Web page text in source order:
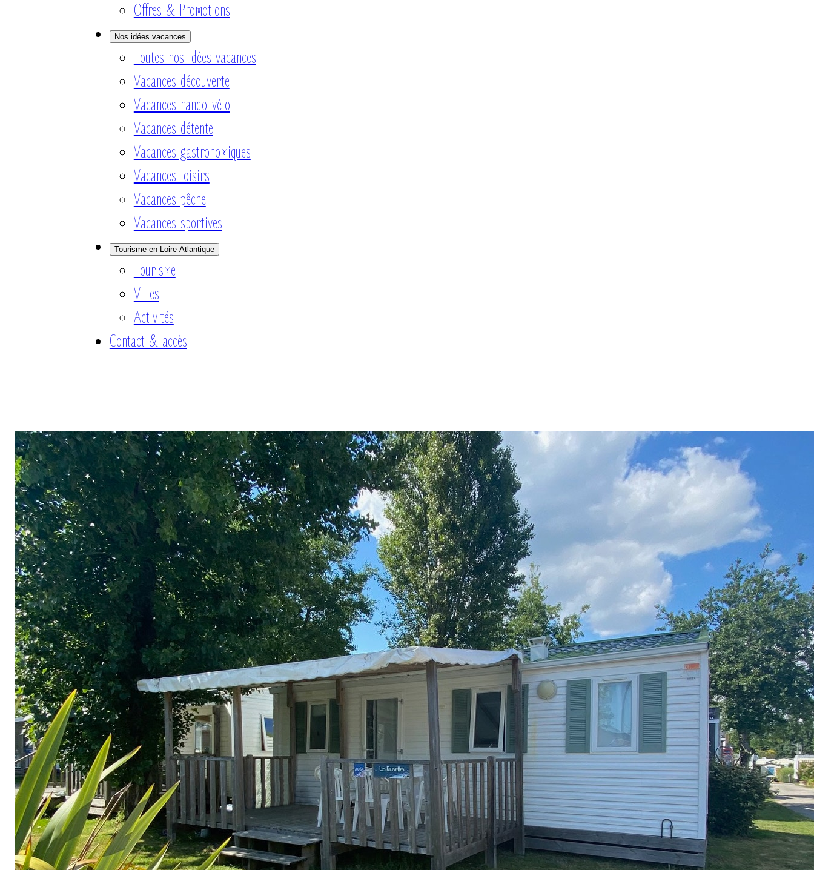
Offres & Promotions
Nos idées vacances
Toutes nos idées vacances
Vacances découverte
Vacances rando-vélo
Vacances détente
Vacances gastronomiques
Vacances loisirs
Vacances pêche
Vacances sportives
Tourisme en Loire-Atlantique
Tourisme
Villes
Activités
Contact & accès